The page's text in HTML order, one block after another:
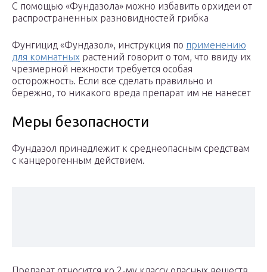
С помощью «Фундазола» можно избавить орхидеи от
распространенных разновидностей грибка
Фунгицид «Фундазол», инструкция по применению
для комнатных растений говорит о том, что ввиду их
чрезмерной нежности требуется особая
осторожность. Если все сделать правильно и
бережно, то никакого вреда препарат им не нанесет
Меры безопасности
Фундазол принадлежит к среднеопасным средствам
с канцерогенным действием.